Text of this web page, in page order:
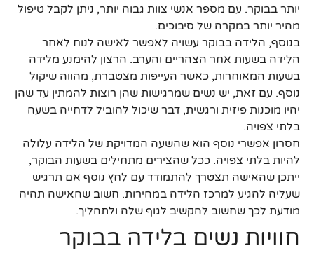
יותר בבוקר. עם מספר אנשי צוות גבוה יותר, ניתן לקבל טיפול
מהיר יותר במקרה של סיבוכים.
בנוסף, הלידה בבוקר עשויה לאפשר לאישה לנוח לאחר
הלידה בשעות אחר הצהריים והערב. הרצון להימנע מלידה
בשעות המאוחרות, כאשר העייפות מצטברת, מהווה שיקול
נוסף. עם זאת, יש נשים שמרגישות שהן רוצות להמתין עד שהן
יהיו מוכנות פיזית ורגשית, דבר שיכול להוביל לדחייה בשעה
בלתי צפויה.
חסרון אפשרי נוסף הוא שהשעה המדויקת של הלידה עלולה
להיות בלתי צפויה. ככל שהצירים מתחילים בשעות הבוקר,
ייתכן שהאישה תצטרך להתמודד עם לחץ נוסף אם תרגיש
שעליה להגיע למרכז הלידה במהירות. חשוב שהאישה תהיה
מודעת לכך שחשוב להקשיב לגוף שלה ולתהליך.
חוויות נשים בלידה בבוקר